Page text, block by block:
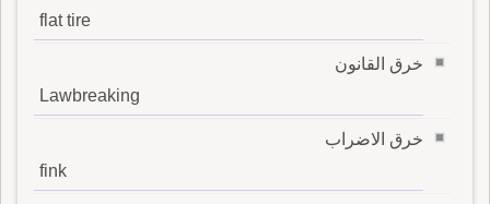
flat tire
خرق القانون
Lawbreaking
خرق الاضراب
fink